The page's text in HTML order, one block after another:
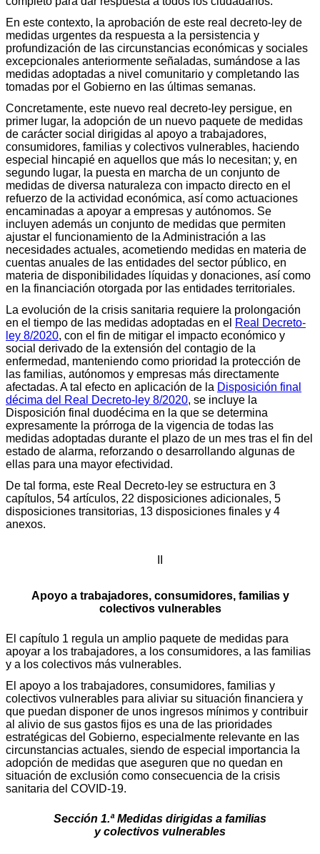
En este contexto, la aprobación de este real decreto-ley de
medidas urgentes da respuesta a la persistencia y
profundización de las circunstancias económicas y sociales
excepcionales anteriormente señaladas, sumándose a las
medidas adoptadas a nivel comunitario y completando las
tomadas por el Gobierno en las últimas semanas.
Concretamente, este nuevo real decreto-ley persigue, en
primer lugar, la adopción de un nuevo paquete de medidas
de carácter social dirigidas al apoyo a trabajadores,
consumidores, familias y colectivos vulnerables, haciendo
especial hincapié en aquellos que más lo necesitan; y, en
segundo lugar, la puesta en marcha de un conjunto de
medidas de diversa naturaleza con impacto directo en el
refuerzo de la actividad económica, así como actuaciones
encaminadas a apoyar a empresas y autónomos. Se
incluyen además un conjunto de medidas que permiten
ajustar el funcionamiento de la Administración a las
necesidades actuales, acometiendo medidas en materia de
cuentas anuales de las entidades del sector público, en
materia de disponibilidades líquidas y donaciones, así como
en la financiación otorgada por las entidades territoriales.
La evolución de la crisis sanitaria requiere la prolongación
en el tiempo de las medidas adoptadas en el Real Decreto-
ley 8/2020, con el fin de mitigar el impacto económico y
social derivado de la extensión del contagio de la
enfermedad, manteniendo como prioridad la protección de
las familias, autónomos y empresas más directamente
afectadas. A tal efecto en aplicación de la Disposición final
décima del Real Decreto-ley 8/2020, se incluye la
Disposición final duodécima en la que se determina
expresamente la prórroga de la vigencia de todas las
medidas adoptadas durante el plazo de un mes tras el fin del
estado de alarma, reforzando o desarrollando algunas de
ellas para una mayor efectividad.
De tal forma, este Real Decreto-ley se estructura en 3
capítulos, 54 artículos, 22 disposiciones adicionales, 5
disposiciones transitorias, 13 disposiciones finales y 4
anexos.
Apoyo a trabajadores, consumidores, familias y
colectivos vulnerables
El capítulo 1 regula un amplio paquete de medidas para
apoyar a los trabajadores, a los consumidores, a las familias
y a los colectivos más vulnerables.
El apoyo a los trabajadores, consumidores, familias y
colectivos vulnerables para aliviar su situación financiera y
que puedan disponer de unos ingresos mínimos y contribuir
al alivio de sus gastos fijos es una de las prioridades
estratégicas del Gobierno, especialmente relevante en las
circunstancias actuales, siendo de especial importancia la
adopción de medidas que aseguren que no quedan en
situación de exclusión como consecuencia de la crisis
sanitaria del COVID-19.
Sección 1.ª Medidas dirigidas a familias
y colectivos vulnerables